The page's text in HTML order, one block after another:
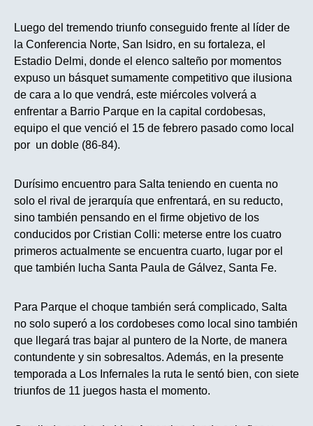
Luego del tremendo triunfo conseguido frente al líder de
la Conferencia Norte, San Isidro, en su fortaleza, el
Estadio Delmi, donde el elenco salteño por momentos
expuso un básquet sumamente competitivo que ilusiona
de cara a lo que vendrá, este miércoles volverá a
enfrentar a Barrio Parque en la capital cordobesas,
equipo el que venció el 15 de febrero pasado como local
por un doble (86-84).
Durísimo encuentro para Salta teniendo en cuenta no
solo el rival de jerarquía que enfrentará, en su reducto,
sino también pensando en el firme objetivo de los
conducidos por Cristian Colli: meterse entre los cuatro
primeros actualmente se encuentra cuarto, lugar por el
que también lucha Santa Paula de Gálvez, Santa Fe.
Para Parque el choque también será complicado, Salta
no solo superó a los cordobeses como local sino también
que llegará tras bajar al puntero de la Norte, de manera
contundente y sin sobresaltos. Además, en la presente
temporada a Los Infernales la ruta le sentó bien, con siete
triunfos de 11 juegos hasta el momento.